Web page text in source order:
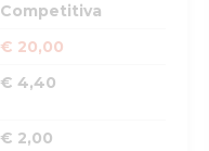
Competitiva
€ 20,00
€ 4,40
€ 2,00